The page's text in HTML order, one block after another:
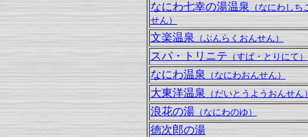
なにわ七幸の湯温泉（なにわしち
せん）
文楽温泉（ぶんらくおんせん）
スパ・トリニテ （すぱ・とりにて）
なにわ温泉 （なにわおんせん）
大東洋温泉（だいとうようおんせん
浪花の湯（なにわのゆ）
徳次郎の湯